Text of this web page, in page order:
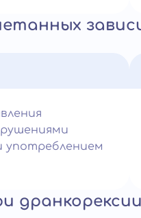
употреблением
дранкорексии